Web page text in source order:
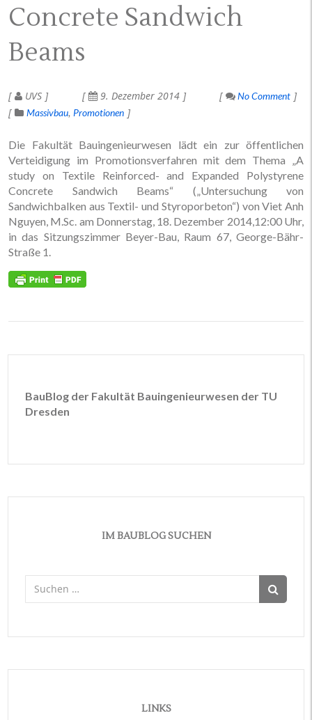
Concrete Sandwich
Beams
UVS 9. Dezember 2014
No Comment
Massivbau Promotionen
Die Fakultät Bauingenieurwesen lädt ein zur öffentlichen
Verteidigung im Promotionsverfahren mit dem Thema „A
study on Textile Reinforced- and Expanded Polystyrene
Concrete Sandwich Beams“ („Untersuchung von
Sandwichbalken aus Textil- und Styroporbeton“) von Viet Anh
Nguyen, M.Sc. am Donnerstag, 18. Dezember 2014,12:00 Uhr,
in das Sitzungszimmer Beyer-Bau, Raum 67, George-Bähr-
Straße 1.
BauBlog der Fakultät Bauingenieurwesen der TU
Dresden
IM BAUBLOG SUCHEN
Suchen
nach:
LINKS